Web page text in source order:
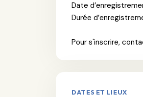
Date
Durée
Pour s'inscrire,
DATES ET LIEUX